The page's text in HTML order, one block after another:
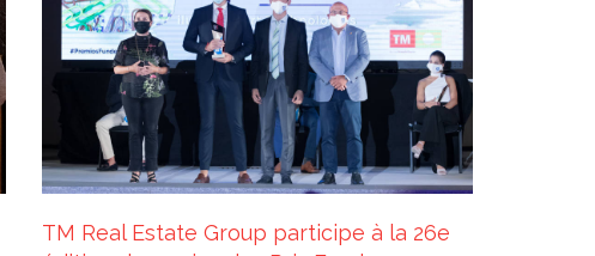
TM Real Estate Group participe à la 26e